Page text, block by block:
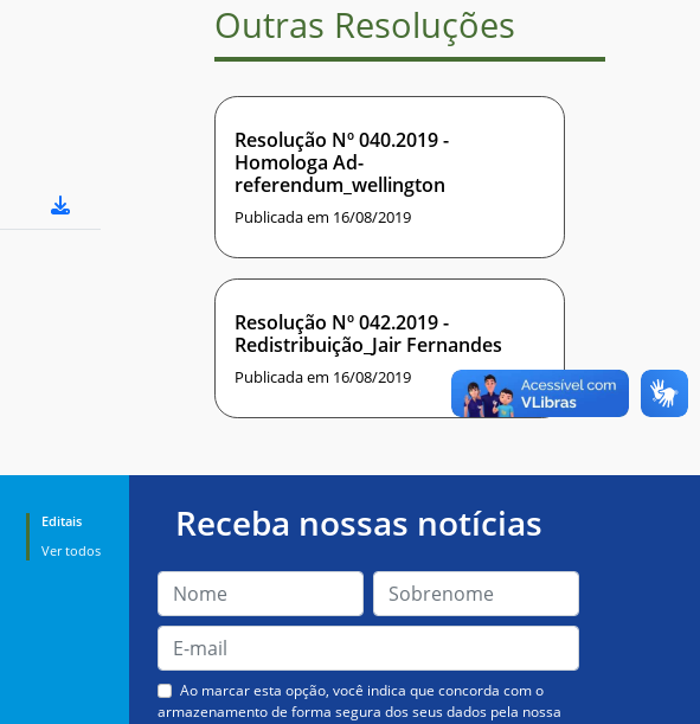
Outras Resoluções
Resolução Nº 040.2019 -
Homologa Ad-
referendum_wellington
Publicada em 16/08/2019
Resolução Nº 042.2019 -
Redistribuição_Jair Fernandes
Publicada em 16/08/2019
Editais
Ver todos
Receba nossas notícias
Ao marcar esta opção, você indica que concorda com o
armazenamento de forma segura dos seus dados pela nossa